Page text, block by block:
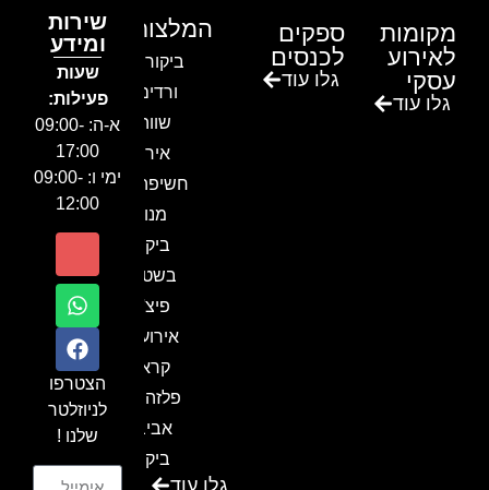
מקומות
לאירוע
עסקי
גלו עוד
ספקים
לכנסים
גלו עוד
המלצות
ביקור בגן
ורדים –
שווה!!
אירוע
חשיפה- זיו
מנור
ביקור
בשטח-
פיצ'ר
אירועים
קראון
פלזה תל
אביב-
ביקור
גלו עוד
שירות
ומידע
שעות
פעילות:
א-ה: 09:00-
17:00
ימי ו: 09:00-
12:00
הצטרפו
לניוזלטר
שלנו !